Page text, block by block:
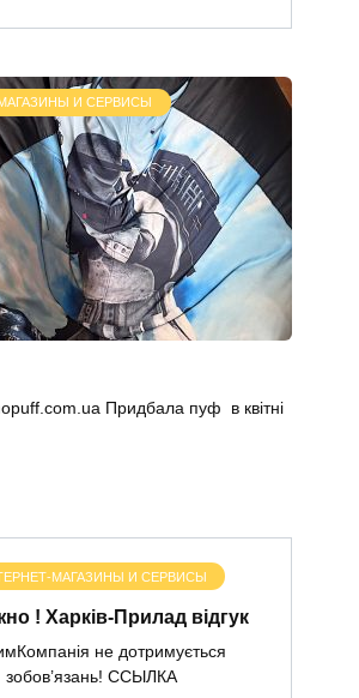
И СЕРВИСЫ
Придбала пуф в квітні
МАГАЗИНЫ И СЕРВИСЫ
! Харків-Прилад відгук
не дотримується
зобов’язань! ССЫЛКА